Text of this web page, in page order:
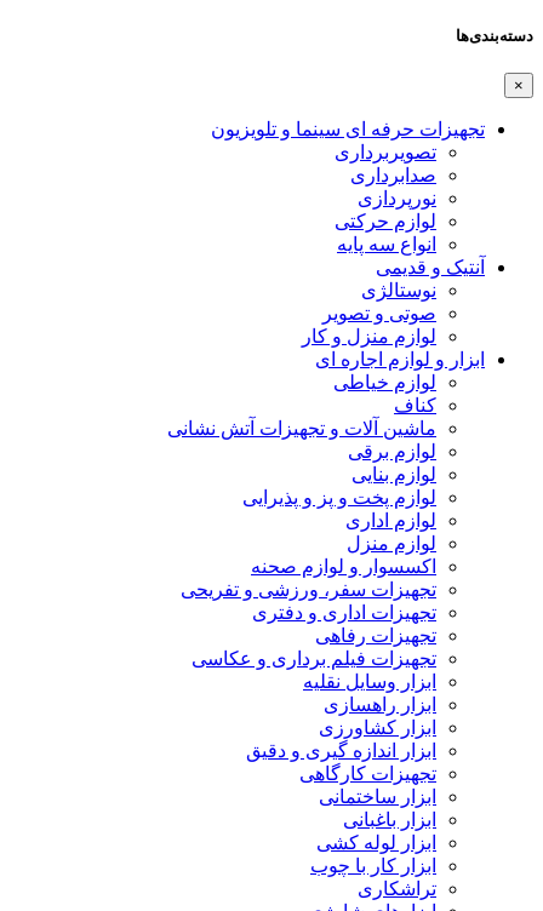
دسته‌بندی‌ها
×
تجهیزات حرفه ای سینما و تلویزیون
تصویربرداری
صدابرداری
نورپردازی
لوازم حرکتی
انواع سه پایه
آنتیک و قدیمی
نوستالژی
صوتی و تصویر
لوازم منزل و کار
ابزار و لوازم اجاره ای
لوازم خیاطی
کناف
ماشین آلات و تجهیزات آتش نشانی
لوازم برقی
لوازم بنایی
لوازم پخت و پز و پذیرایی
لوازم اداری
لوازم منزل
اکسسوار و لوازم صحنه
تجهیزات سفر، ورزشی و تفریحی
تجهیزات اداری و دفتری
تجهیزات رفاهی
تجهیزات فیلم برداری و عکاسی
ابزار وسایل نقلیه
ابزار راهسازی
ابزار کشاورزی
ابزار اندازه گیری و دقیق
تجهیزات کارگاهی
ابزار ساختمانی
ابزار باغبانی
ابزار لوله کشی
ابزار کار با چوب
تراشکاری